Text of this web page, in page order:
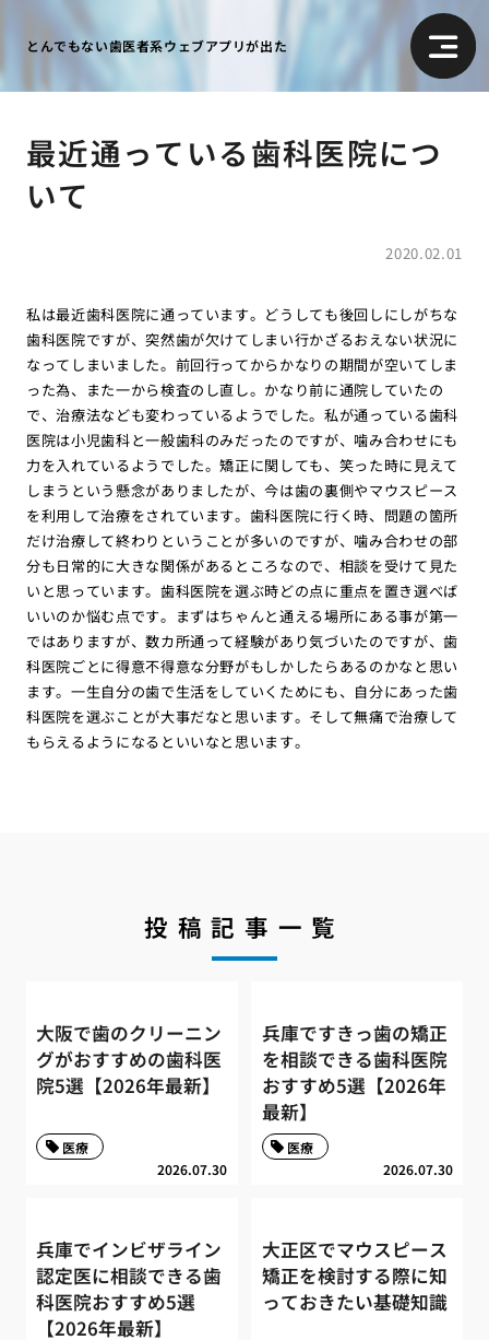
とんでもない歯医者系ウェブアプリが出た
最近通っている歯科医院につ
いて
2020.02.01
私は最近歯科医院に通っています。どうしても後回しにしがちな
歯科医院ですが、突然歯が欠けてしまい行かざるおえない状況に
なってしまいました。前回行ってからかなりの期間が空いてしま
った為、また一から検査のし直し。かなり前に通院していたの
で、治療法なども変わっているようでした。私が通っている歯科
医院は小児歯科と一般歯科のみだったのですが、噛み合わせにも
力を入れているようでした。矯正に関しても、笑った時に見えて
しまうという懸念がありましたが、今は歯の裏側やマウスピース
を利用して治療をされています。歯科医院に行く時、問題の箇所
だけ治療して終わりということが多いのですが、噛み合わせの部
分も日常的に大きな関係があるところなので、相談を受けて見た
いと思っています。歯科医院を選ぶ時どの点に重点を置き選べば
いいのか悩む点です。まずはちゃんと通える場所にある事が第一
ではありますが、数カ所通って経験があり気づいたのですが、歯
科医院ごとに得意不得意な分野がもしかしたらあるのかなと思い
ます。一生自分の歯で生活をしていくためにも、自分にあった歯
科医院を選ぶことが大事だなと思います。そして無痛で治療して
もらえるようになるといいなと思います。
投稿記事一覧
大阪で歯のクリーニン
グがおすすめの歯科医
院5選【2026年最新】
2026.07.30
医療
兵庫ですきっ歯の矯正
を相談できる歯科医院
おすすめ5選【2026年
最新】
2026.07.30
医療
兵庫でインビザライン
認定医に相談できる歯
科医院おすすめ5選
【2026年最新】
大正区でマウスピース
矯正を検討する際に知
っておきたい基礎知識